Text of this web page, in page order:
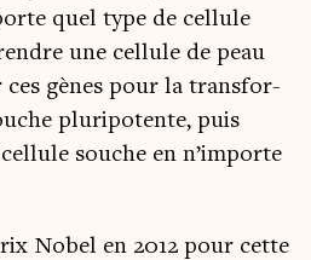
quel type de cel­lule
une cel­lule de peau
ces gènes pour la trans­for­
plu­ri­po­tente, puis
souche en n’im­porte
Nobel en 2012 pour cette